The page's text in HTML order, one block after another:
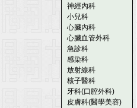
神經內科
小兒科
心臟內科
心臟血管外科
急診科
感染科
放射線科
核子醫科
牙科(口腔外科)
皮膚科(醫學美容)